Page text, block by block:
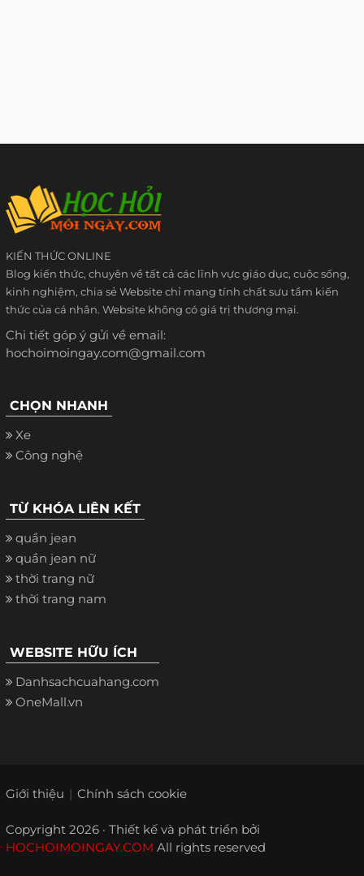
KIẾN THỨC ONLINE
Blog kiến thức, chuyên về tất cả các lĩnh vực giáo dục, cuộc sống,
kinh nghiệm, chia sẻ Website chỉ mang tính chất sưu tầm kiến
thức của cá nhân. Website không có giá trị thương mại.
Chi tiết góp ý gửi về email:
hochoimoingay.com@gmail.com
CHỌN NHANH
Xe
Công nghệ
TỪ KHÓA LIÊN KẾT
quần jean
quần jean nữ
thời trang nữ
thời trang nam
WEBSITE HỮU ÍCH
Danhsachcuahang.com
OneMall.vn
Giới thiệu Chính sách cookie
Copyright 2026 · Thiết kế và phát triển bởi
HOCHOIMOINGAY.COM All rights reserved